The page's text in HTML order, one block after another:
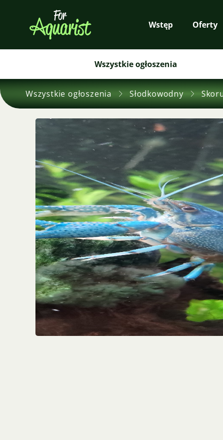
Wstęp Oferty
Wszystkie ogłoszenia
Wszystkie ogłoszenia Słodkowodny